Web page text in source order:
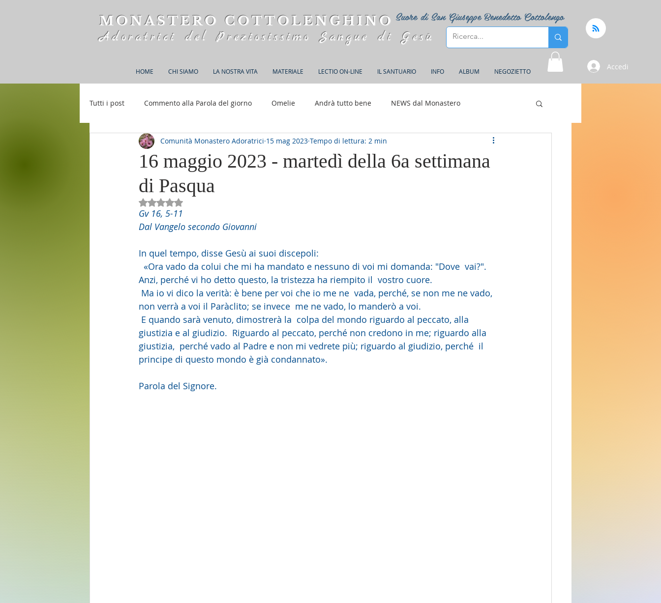
Suore di San Giuseppe Benedetto Cottolengo
MONASTERO COTTOLENGHINO
Adoratrici del Preziosissimo Sangue di Gesù
HOME CHI SIAMO LA NOSTRA VITA MATERIALE LECTIO ON-LINE IL SANTUARIO INFO ALBUM NEGOZIETTO
Accedi
Tutti i post Commento alla Parola del giorno Omelie Andrà tutto bene NEWS dal Monastero
Rifugio S. M. della Bellezza 150 anni di Adorazione
16 maggio 2023 - martedì della 6a settimana
di Pasqua
Comunità Monastero Adoratrici 15 mag 2023 Tempo di lettura: 2 min
Valutazione NaN stelle su 5.
Gv 16, 5-11
Dal Vangelo secondo Giovanni
In quel tempo, disse Gesù ai suoi discepoli:
Anzi, perché vi ho detto questo, la tristezza ha riempito il  vostro cuore.
non verrà a voi il Paràclito; se invece  me ne vado, lo manderò a voi.
giustizia e al giudizio.  Riguardo al peccato, perché non credono in me; riguardo alla
giustizia,  perché vado al Padre e non mi vedrete più; riguardo al giudizio, perché  il
principe di questo mondo è già condannato».
Parola del Signore.